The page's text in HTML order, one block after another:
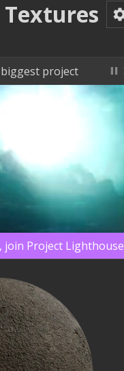
Textures
project
join Project Lighthouse